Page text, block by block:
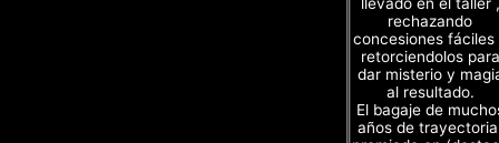
rechazando
concesiones fáciles
retorciendolos para
dar misterio y
al resultado.
El bagaje de
años de